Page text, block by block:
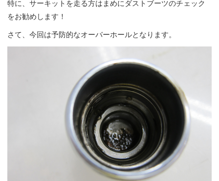
特に、サーキットを走る方はまめにダストブーツのチェック
をお勧めします！
さて、今回は予防的なオーバーホールとなります。